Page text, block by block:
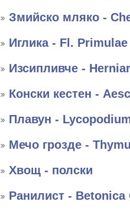
Змийско мляко -
Иглика - Fl. Primulae
Изсипливче -
Конски кестен -
Плавун -
Мечо грозде -
Хвощ - полски
Ранилист -